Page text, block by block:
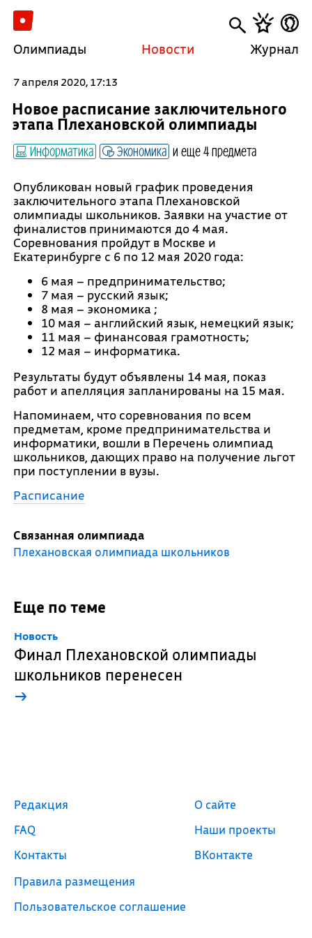
Олимпиады Новости Журнал
7 апреля 2020, 17:13
Новое расписание заключительного
этапа Плехановской олимпиады
Информатика Экономика и еще 4 предмета
Опубликован новый график проведения
заключительного этапа Плехановской
олимпиады школьников. Заявки на участие от
финалистов принимаются до 4 мая.
Соревнования пройдут в Москве и
Екатеринбурге с 6 по 12 мая 2020 года:
6 мая – предпринимательство;
7 мая – русский язык;
8 мая – экономика ;
10 мая – английский язык, немецкий язык;
11 мая – финансовая грамотность;
12 мая – информатика.
Результаты будут объявлены 14 мая, показ
работ и апелляция запланированы на 15 мая.
Напоминаем, что соревнования по всем
предметам, кроме предпринимательства и
информатики, вошли в Перечень олимпиад
школьников, дающих право на получение льгот
при поступлении в вузы.
Расписание
Связанная олимпиада
Плехановская олимпиада школьников
Еще по теме
Новость
Финал Плехановской олимпиады
школьников перенесен
→
Редакция
FAQ
Контакты
Правила размещения
Пользовательское соглашение
О сайте
Наши проекты
ВКонтакте